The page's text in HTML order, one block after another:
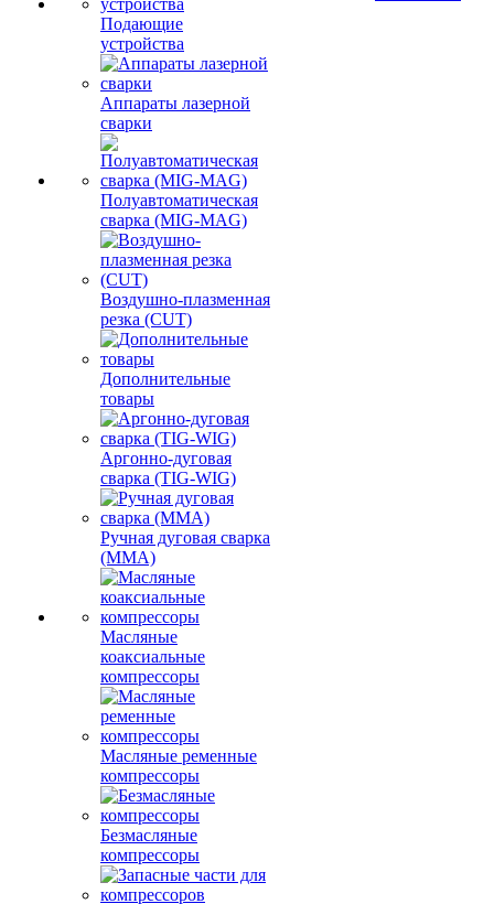
Подающие
устройства
Аппараты лазерной
сварки
Полуавтоматическая
сварка (MIG-MAG)
Воздушно-плазменная
резка (CUT)
Дополнительные
товары
Аргонно-дуговая
сварка (TIG-WIG)
Ручная дуговая сварка
(MMA)
Масляные
коаксиальные
компрессоры
Масляные ременные
компрессоры
Безмасляные
компрессоры